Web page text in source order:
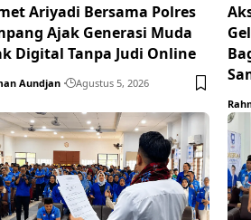
Ariyadi Bersama Polres
Ajak Generasi Muda
Digital Tanpa Judi Online
Aundjan Agustus 5, 2026